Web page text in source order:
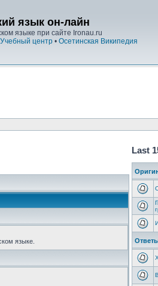
язык он-лайн
языке при сайте Ironau.ru
Учебный центр • Осетинская Википедия
языке.
Last